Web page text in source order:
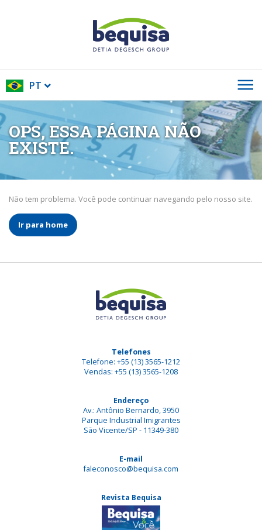
PT
OPS, ESSA PÁGINA NÃO
EXISTE.
Não tem problema. Você pode continuar navegando pelo nosso site.
Ir para home
Telefones
Telefone: +55 (13) 3565-1212
Vendas: +55 (13) 3565-1208
Endereço
Av.: Antônio Bernardo, 3950
Parque Industrial Imigrantes
São Vicente/SP - 11349-380
E-mail
faleconosco@bequisa.com
Revista Bequisa